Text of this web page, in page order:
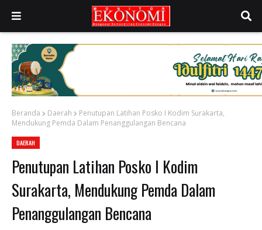
Beranda Daerah
Penutupan Latihan Posko I Kodim Surakarta,
Mendukung Pemda Dalam Penanggulangan Bencana
DAERAH
Penutupan Latihan Posko I Kodim
Surakarta, Mendukung Pemda Dalam
Penanggulangan Bencana